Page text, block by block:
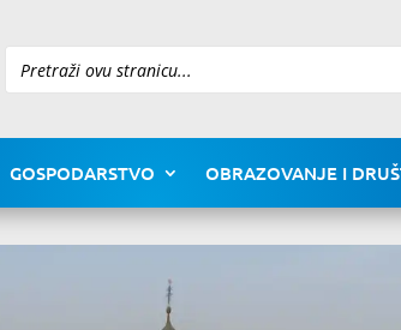
Pretraži
GOSPODARSTVO OBRAZOVANJE I